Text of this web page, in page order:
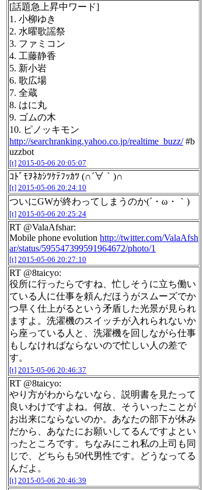
[話題急上昇中ワード]
1. 小柳ゆき
2. 水曜歌謡祭
3. ファミコン
4. 工藤静香
5. 新小岩
6. 歌広場
7. 全蔵
8. はに丸
9. ゴムの木
10. ピノッキモン
http://searchranking.yahoo.co.jp/realtime_buzz/#b
uzzbot
[t] 2015-05-06 20:05:07
ｺﾄﾞﾓｦﾈｶｼﾂｹﾃﾌｯｶﾂ (∩´∀｀)∩
[t] 2015-05-06 20:24:10
ついにGWが終わってしまうのか(´・ω・｀)
[t] 2015-05-06 20:25:24
RT @ValaAfshar:
Mobile phone evolution http://twitter.com/ValaAfsh
ar/status/595547399591964672/photo/1
[t] 2015-05-06 20:27:10
RT @8taicyo:
役所に行ったらですね、忙しそうに立ち働い
ている人に仕事を頼んだほうがスムーズでか
つ早く仕上がるという矛盾した光景が見られ
ますよ。洗濯機のスイッチが入れられないか
ら座っている人と、洗濯機を回しながら仕事
もしなければならないので忙しい人の差で
す。
[t] 2015-05-06 20:46:37
RT @8taicyo:
やり方がわからないなら、説明書を見たって
良いわけですよね。何故、そういったことが
お出来にならないのか。あなたの部下が休み
だから、あなたにお願いしてるんですよとい
ったところです。ちなみにこれ私の上司も同
じで、どちらも50代男性です。どうなってる
んだよ。
[t] 2015-05-06 20:46:39